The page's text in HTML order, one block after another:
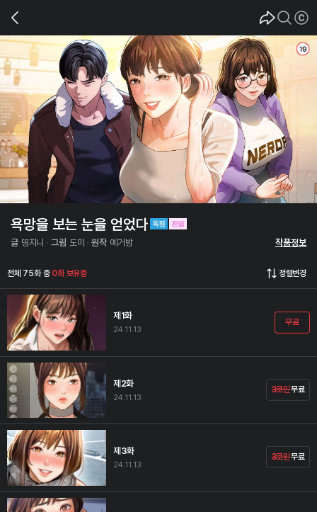
욕망을 보는 눈을 얻었다
글 띵지니 그림 도미 원작 예거밤 작품정보
전체 75화 중 0화 보유중 정렬변경
제1화
24.11.13
무료
제2화
24.11.13
3코인무료
제3화
24.11.13
3코인무료